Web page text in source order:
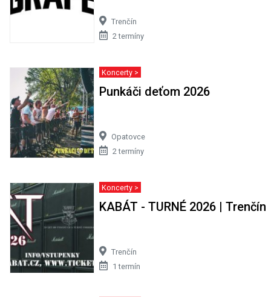
Trenčín
2 termíny
Koncerty >
Punkáči deťom 2026
Opatovce
2 termíny
Koncerty >
KABÁT - TURNÉ 2026 | Trenčín
Trenčín
1 termín